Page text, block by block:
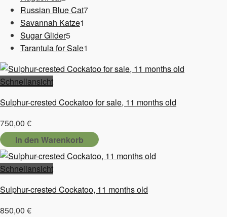
Produkte
Russian Blue Cat77
Savannah Katze1
Sugar Glider55
Produkte
Tarantula for Sale1
Schnellansicht
Sulphur-crested Cockatoo for sale, 11 months old
750,00 €
In den Warenkorb
Schnellansicht
Sulphur-crested Cockatoo, 11 months old
850,00 €